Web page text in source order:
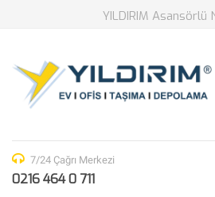
YILDIRIM Asansörlü
7/24 Çağrı Merkezi
0216 464 0 711